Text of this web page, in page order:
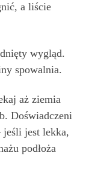
a liście
wygląd.
spowalnia.
aż ziemia
Doświadczeni
jest lekka,
podłoża